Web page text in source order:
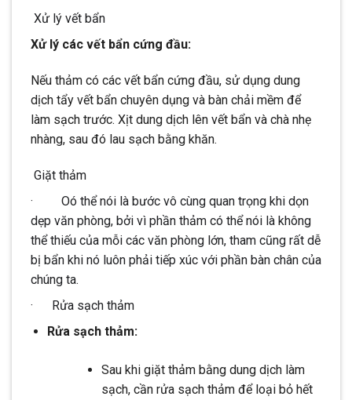
Xử lý vết bẩn
Xử lý các vết bẩn cứng đầu:
Nếu thảm có các vết bẩn cứng đầu, sử dụng dung
dịch tẩy vết bẩn chuyên dụng và bàn chải mềm để
làm sạch trước. Xịt dung dịch lên vết bẩn và chà nhẹ
nhàng, sau đó lau sạch bằng khăn.
Giặt thảm
· Oó thể nói là bước vô cùng quan trọng khi dọn
dẹp văn phòng, bởi vì phần thảm có thể nói là không
thể thiếu của mỗi các văn phòng lớn, tham cũng rất dễ
bị bẩn khi nó luôn phải tiếp xúc với phần bàn chân của
chúng ta.
· Rửa sạch thảm
Rửa sạch thảm:
Sau khi giặt thảm bằng dung dịch làm
sạch, cần rửa sạch thảm để loại bỏ hết